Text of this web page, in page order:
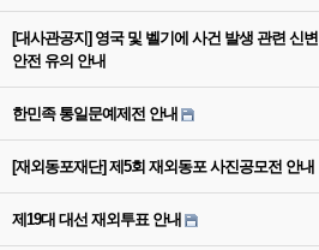
[대사관공지] 영국 및 벨기에 사건 발생 관련 신변
안전 유의 안내
한민족 통일문예제전 안내
[재외동포재단] 제5회 재외동포 사진공모전 안내
제19대 대선 재외투표 안내